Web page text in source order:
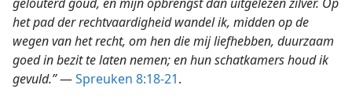
het pad der rechtvaardigheid wandel ik, midden op de
wegen van het recht, om hen die mij liefhebben, duurzaam
goed in bezit te laten nemen; en hun schatkamers houd ik
gevuld.”—Spreuken 8:18-21.